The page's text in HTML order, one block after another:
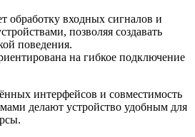
обработку входных сигналов и
позволяя создавать
поведения.
на гибкое подключение
интерфейсов и совместимость
делают устройство удобным для